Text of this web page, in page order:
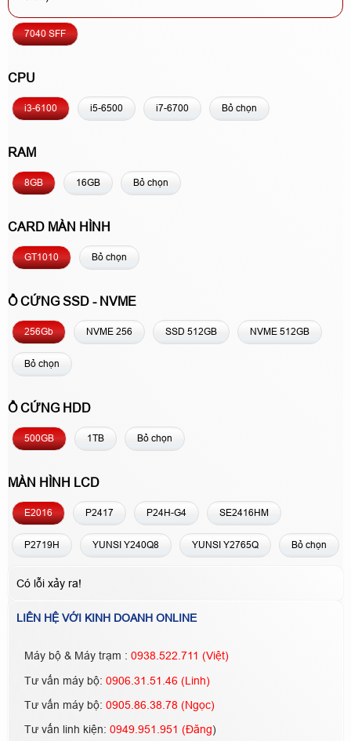
7040 SFF
CPU
i3-6100 i5-6500 i7-6700 Bỏ chọn
RAM
8GB 16GB Bỏ chọn
CARD MÀN HÌNH
GT1010 Bỏ chọn
Ổ CỨNG SSD - NVME
256Gb NVME 256 SSD 512GB NVME 512GB
Bỏ chọn
Ổ CỨNG HDD
500GB 1TB Bỏ chọn
MÀN HÌNH LCD
E2016 P2417 P24H-G4 SE2416HM
P2719H YUNSI Y240Q8 YUNSI Y2765Q Bỏ chọn
Có lỗi xảy ra!
LIÊN HỆ VỚI KINH DOANH ONLINE
Máy bộ & Máy trạm : 0938.522.711 (Việt)
Tư vấn máy bộ: 0906.31.51.46 (Linh)
Tư vấn máy bộ: 0905.86.38.78 (Ngọc)
Tư vấn linh kiện: 0949.951.951 (Đăng)